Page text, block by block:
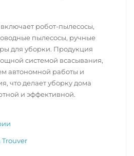
робот-пылесосы,
пылесосы, ручные
для уборки. Продукция
системой всасывания,
автономной работы и
что делает уборку дома
и эффективной.